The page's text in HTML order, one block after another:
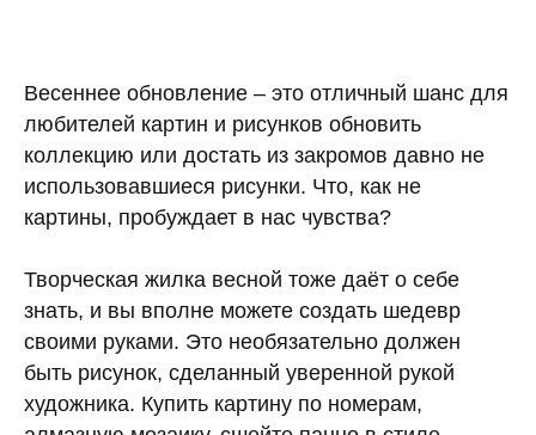
Весеннее обновление – это отличный шанс для
любителей картин и рисунков обновить
коллекцию или достать из закромов давно не
использовавшиеся рисунки. Что, как не
картины, пробуждает в нас чувства?
Творческая жилка весной тоже даёт о себе
знать, и вы вполне можете создать шедевр
своими руками. Это необязательно должен
быть рисунок, сделанный уверенной рукой
художника. Купить картину по номерам,